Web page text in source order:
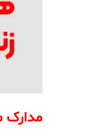
مدارک